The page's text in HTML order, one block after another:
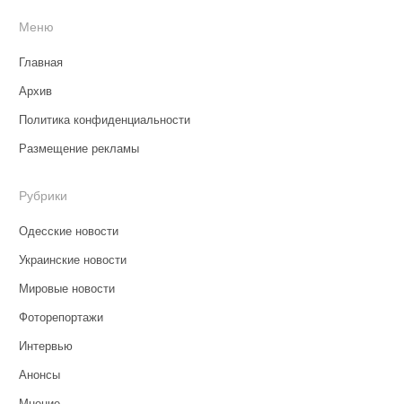
Меню
Главная
Архив
Политика конфиденциальности
Размещение рекламы
Рубрики
Одесские новости
Украинские новости
Мировые новости
Фоторепортажи
Интервью
Анонсы